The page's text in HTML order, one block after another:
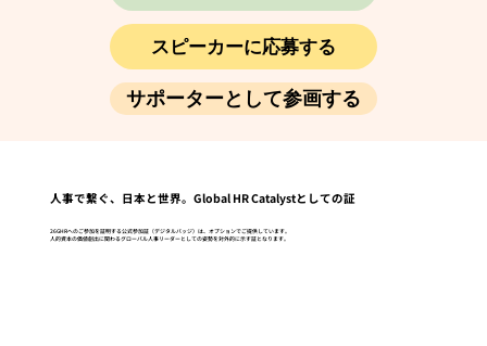
スピーカーに応募する
サポーターとして参画する
人事で繋ぐ、日本と世界。Global HR Catalystとしての証
26GHRへのご参加を証明する公式参加証（デジタルバッジ）は、オプションでご提供しています。
人的資本の価値創出に関わるグローバル人事リーダーとしての姿勢を対外的に示す証となります。